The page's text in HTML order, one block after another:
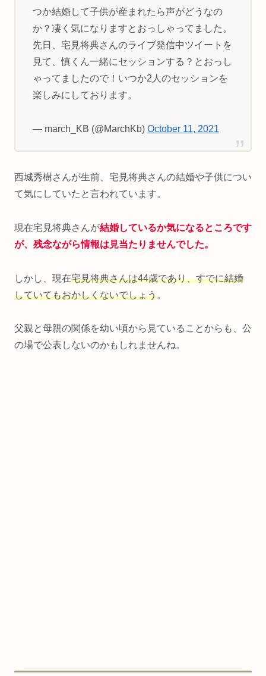
つか結婚して子供が産まれたら声がどうなの
か？凄く気になりますとおっしゃってました。
先日、宅見将典さんのライブ発信中ツイートを
見て、慎くん一緒にセッションする？とおっし
ゃってましたので！いつか2人のセッションを
楽しみにしております。
— march_KB (@MarchKb) October 11, 2021
西城秀樹さんが生前、宅見将典さんの結婚や子供につい
て気にしていたと言われています。
現在宅見将典さんが結婚しているか気になるところです
が、残念ながら情報は見当たりませんでした。
しかし、現在宅見将典さんは44歳であり、すでに結婚
していてもおかしくないでしょう。
父親と母親の関係を幼い頃から見ていることからも、公
の場で公表しないのかもしれませんね。